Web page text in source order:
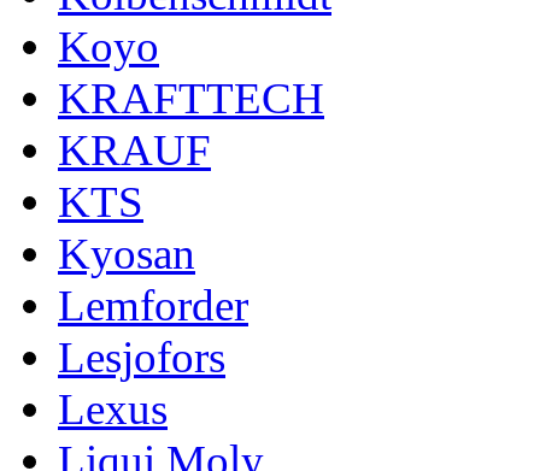
Koyo
KRAFTTECH
KRAUF
KTS
Kyosan
Lemforder
Lesjofors
Lexus
Liqui Moly